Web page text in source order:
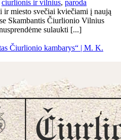
ciurlionis ir vilnius, paroda
miesto svečiai kviečiami į naują
Skambantis Čiurlionio Vilnius
sulaukti [...]
Čiurlionio kambarys“ | M. K.